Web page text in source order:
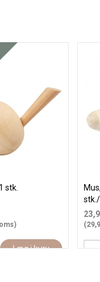
stk.
Læg i kurv
stk./